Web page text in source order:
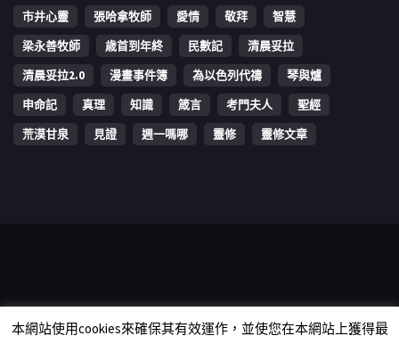
市井心靈
張哈拿牧師 愛情 敬拜
智慧
梁永善牧師
歳首到年終 民數記
清晨妥拉
清晨妥拉2.0
漫畫事件簿 為以色列代禱
琴與爐
申命記
真理 知識 箴言 考門夫人
聖經
荒漠甘泉
見證 週一嗎哪 靈修 靈修文章
rights reserved.
本網站使用cookies來確保其有效運作，並使您在本網站上獲得最